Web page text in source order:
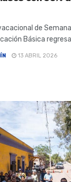
de
Básica
13 ABRIL 2026